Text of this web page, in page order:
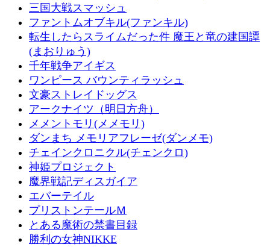
三国大戦スマッシュ
ファントムオブキル(ファンキル)
転生したらスライムだった件 魔王と竜の建国譚
(まおりゅう)
千年戦争アイギス
ワンピース バウンティラッシュ
文豪ストレイドッグス
アークナイツ（明日方舟）
メメントモリ(メメモリ)
ダンまち メモリアフレーゼ(ダンメモ)
チェインクロニクル(チェンクロ)
神姫プロジェクト
魔界戦記ディスガイア
エバーテイル
プリストンテールＭ
とある魔術の禁書目録
勝利の女神NIKKE